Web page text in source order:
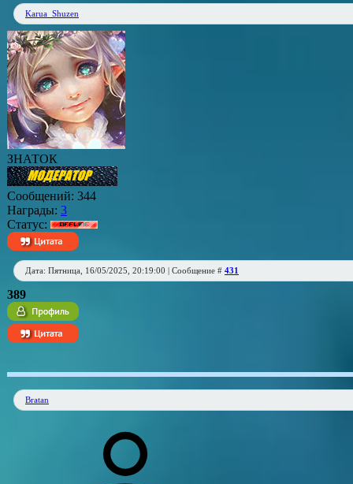
Karua_Shuzen
ЗНАТОК
Сообщений: 344
Награды: 3
Статус:
Дата: Пятница, 16/05/2025, 20:19:00 | Сообщение # 431
389
Bratan